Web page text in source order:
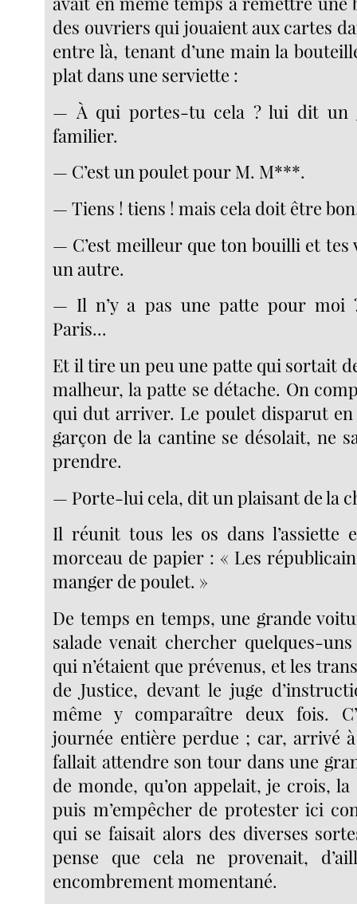
des ouvriers qui jouaient aux cartes
entre là, tenant d’une main la
plat dans une serviette :
— À qui portes-tu cela ? lui dit un
familier.
— C’est un poulet pour M. M***.
— Tiens ! tiens ! mais cela doit être
— C’est meilleur que ton bouilli et tes
un autre.
— Il n’y a pas une patte pour moi
Paris...
Et il tire un peu une patte qui sortait
malheur, la patte se détache. On
qui dut arriver. Le poulet disparut
garçon de la cantine se désolait, ne
prendre.
— Porte-lui cela, dit un plaisant de la
Il réunit tous les os dans l’assiette
morceau de papier : « Les
manger de poulet. »
De temps en temps, une grande
salade venait chercher quelques-
qui n’étaient que prévenus, et les
de Justice, devant le juge
même y comparaître deux fois.
journée entière perdue ; car, arrivé
fallait attendre son tour dans une
de monde, qu’on appelait, je crois,
puis m’empêcher de protester ici
qui se faisait alors des diverses
pense que cela ne provenait,
encombrement momentané.